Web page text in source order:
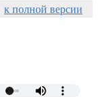
к полной версии